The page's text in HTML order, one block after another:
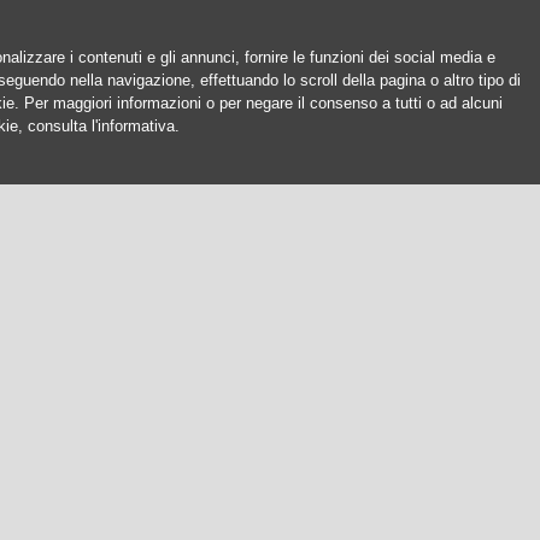
i contenuti e gli annunci, fornire le funzioni dei social media e
nella navigazione, effettuando lo scroll della pagina o altro tipo di
Per maggiori informazioni o per negare il consenso a tutti o ad alcuni
consulta l'informativa.